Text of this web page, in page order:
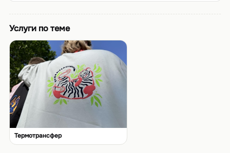
Услуги по теме
Термотрансфер